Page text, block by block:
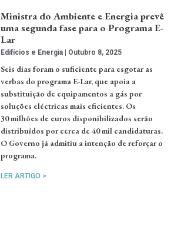
Ministra do Ambiente e Energia prevê
uma segunda fase para o Programa E-
Lar
Edifícios e Energia Outubro 8, 2025
Seis dias foram o suficiente para esgotar as
verbas do programa E-Lar, que apoia a
substituição de equipamentos a gás por
soluções eléctricas mais eficientes. Os
30 milhões de euros disponibilizados serão
distribuídos por cerca de 40 mil candidaturas.
O Governo já admitiu a intenção de reforçar o
programa.
LER ARTIGO >